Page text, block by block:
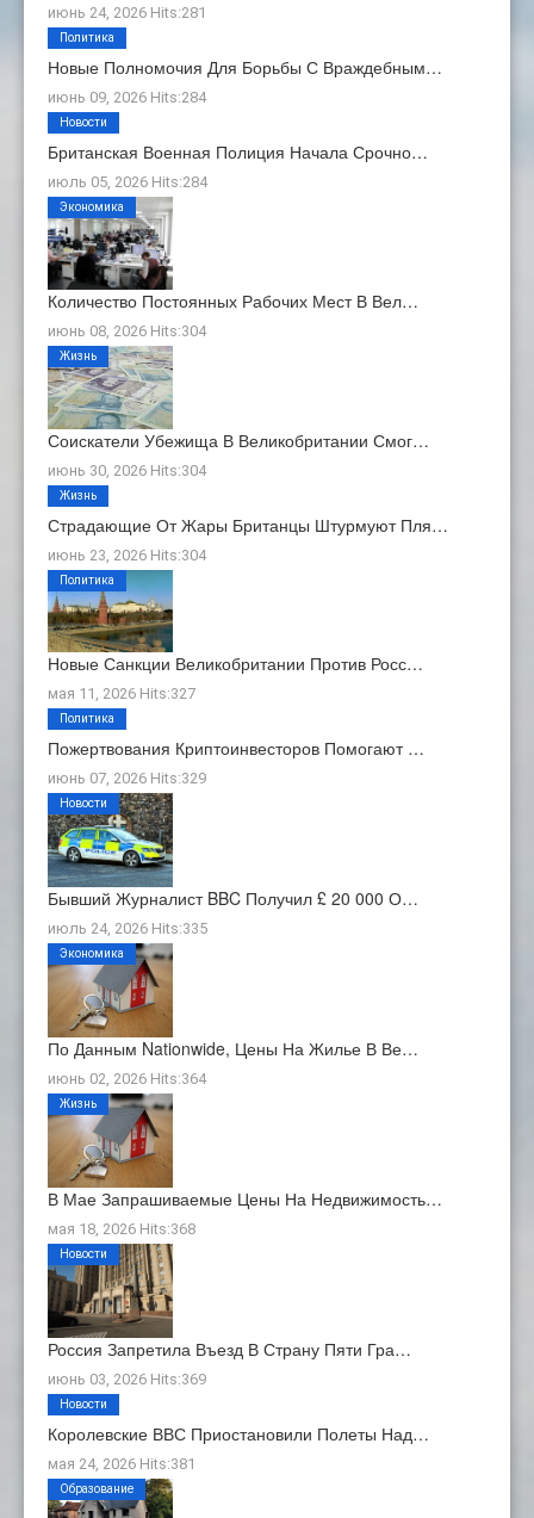
июнь 24, 2026 Hits:281
Новые Полномочия Для Борьбы С Враждебным…
июнь 09, 2026 Hits:284
Политика
Британская Военная Полиция Начала Срочно…
июль 05, 2026 Hits:284
Новости
Количество Постоянных Рабочих Мест В Вел…
июнь 08, 2026 Hits:304
Экономика
Соискатели Убежища В Великобритании Смог…
июнь 30, 2026 Hits:304
Жизнь
Страдающие От Жары Британцы Штурмуют Пля…
июнь 23, 2026 Hits:304
Жизнь
Новые Санкции Великобритании Против Росс…
мая 11, 2026 Hits:327
Политика
Пожертвования Криптоинвесторов Помогают …
июнь 07, 2026 Hits:329
Политика
Бывший Журналист BBC Получил £ 20 000 О…
июль 24, 2026 Hits:335
Новости
По Данным Nationwide, Цены На Жилье В Ве…
июнь 02, 2026 Hits:364
Экономика
В Мае Запрашиваемые Цены На Недвижимость…
мая 18, 2026 Hits:368
Жизнь
Россия Запретила Въезд В Страну Пяти Гра…
июнь 03, 2026 Hits:369
Новости
Королевские ВВС Приостановили Полеты Над…
мая 24, 2026 Hits:381
Новости
Образование